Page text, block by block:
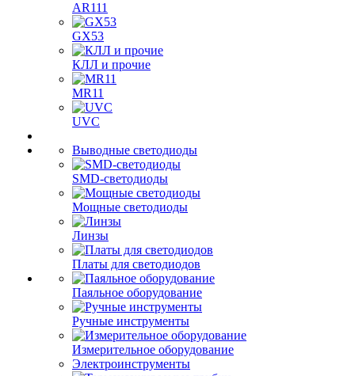
AR111
GX53
КЛЛ и прочие
MR11
UVC
Выводные светодиоды
SMD-светодиоды
Мощные светодиоды
Линзы
Платы для светодиодов
Паяльное оборудование
Ручные инструменты
Измерительное оборудование
Электроинструменты